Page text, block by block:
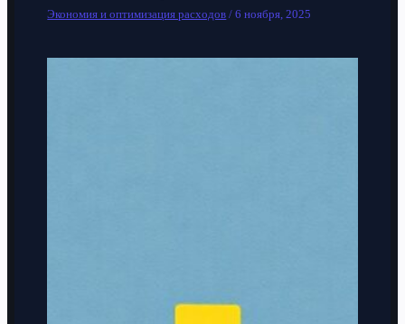
Экономия и оптимизация расходов /6 ноября, 2025